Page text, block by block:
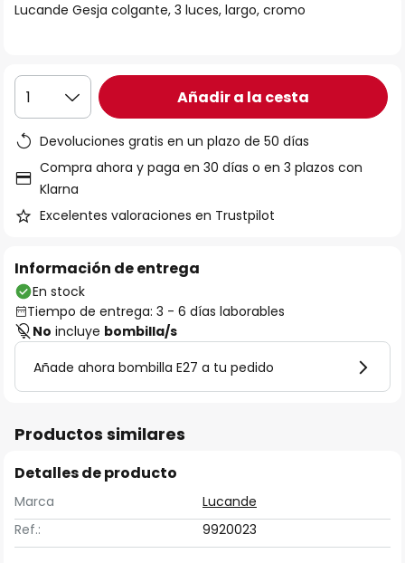
galería
Lucande Gesja colgante, 3 luces, largo, cromo
1 Añadir a la cesta
Devoluciones gratis en un plazo de 50 días
Compra ahora y paga en 30 días o en 3 plazos con
Klarna
Excelentes valoraciones en Trustpilot
Información de entrega
En stock
Tiempo de entrega: 3 - 6 días laborables
No incluye bombilla/s
Añade ahora bombilla E27 a tu pedido
Productos similares
Detalles de producto
Marca
Lucande
Ref.:
9920023